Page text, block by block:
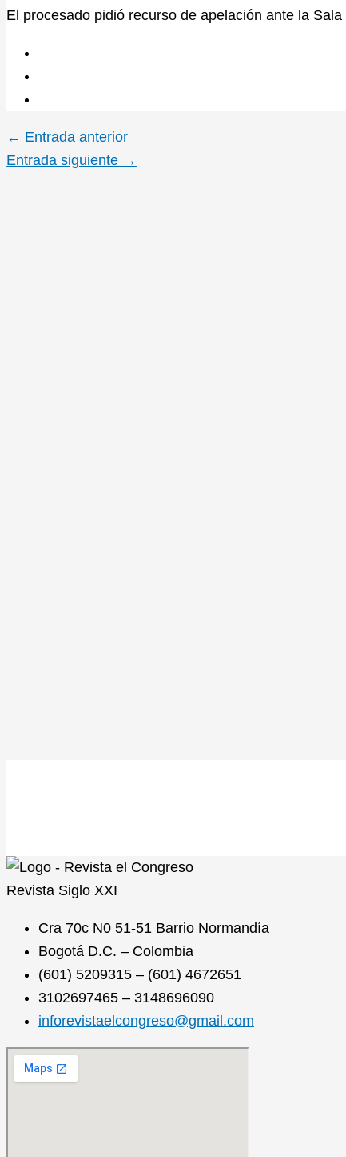
El procesado pidió recurso de apelación ante la Sala
← Entrada anterior
Entrada siguiente →
Revista Siglo XXI
Cra 70c N0 51-51 Barrio Normandía
Bogotá D.C. – Colombia
(601) 5209315 – (601) 4672651
3102697465 – 3148696090
inforevistaelcongreso@gmail.com